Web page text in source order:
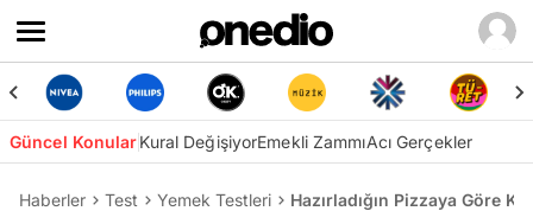
Güncel KonularKural DeğişiyorEmekli ZammıAcı Gerçekler
Haberler Test Yemek Testleri Hazırladığın Pizzaya Göre